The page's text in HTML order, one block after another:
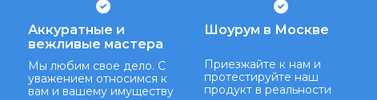
Аккуратные и
вежливые мастера
Мы любим свое дело. С
уважением относимся к
вам и вашему имуществу
Шоурум в Москве
Приезжайте к нам и
протестируйте наш
продукт в реальности